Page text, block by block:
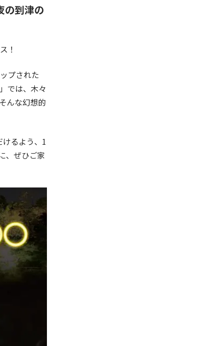
の到津の
！
プされた
では、木々
んな幻想的
るよう、1
、ぜひご家